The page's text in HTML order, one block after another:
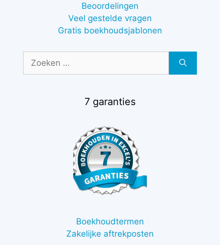
Beoordelingen
Veel gestelde vragen
Gratis boekhoudsjablonen
naar:
7 garanties
Boekhoudtermen
Zakelijke aftrekposten